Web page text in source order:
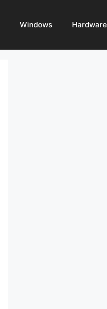
Windows Hardware